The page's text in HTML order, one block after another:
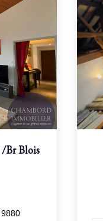
/brBlois
9880